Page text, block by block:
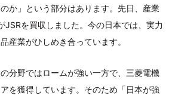
か」という部分はあります。先日、産業
JSRを買収しました。今の日本では、実力
産業がひしめき合っています。
分野ではロームが強い一方で、三菱電機
を獲得しています。そのため「日本が強